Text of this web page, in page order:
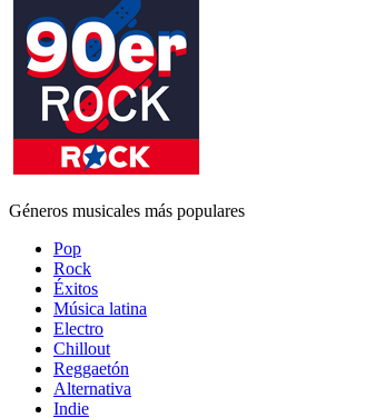
Géneros musicales más populares
Pop
Rock
Éxitos
Música latina
Electro
Chillout
Reggaetón
Alternativa
Indie